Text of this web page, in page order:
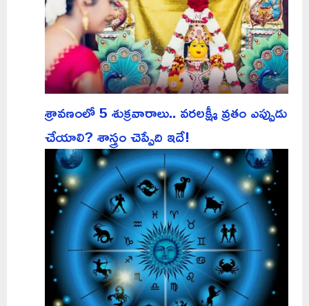
శ్రావణంలో 5 శుక్రవారాలు.. వరలక్ష్మీ వ్రతం ఎప్పుడు
చేయాలి? శాస్త్రం చెప్పేది ఇదే!